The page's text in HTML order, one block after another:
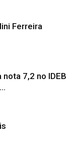
Ferreira
7,2 no IDEB